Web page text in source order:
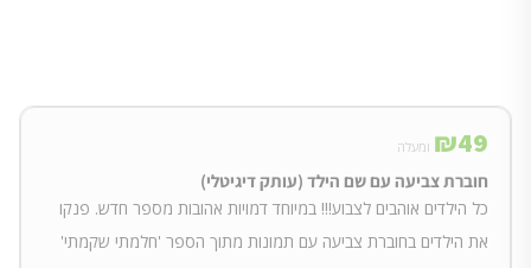
₪49 ומעלה
חוברת צביעה עם שם הילד (עותק דיגיטלי)
כל הילדים אוהבים לצבוע!!! במיוחד דמויות אהובות מספר חדש. פנקו
את הילדים בחוברת צביעה עם תמונות מתוך הספר 'חלמתי שקמתי'